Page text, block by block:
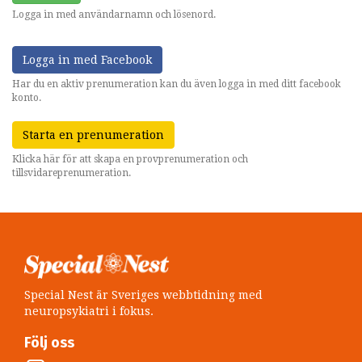
Logga in med användarnamn och lösenord.
Logga in med Facebook
Har du en aktiv prenumeration kan du även logga in med ditt facebook
konto.
Starta en prenumeration
Klicka här för att skapa en provprenumeration och
tillsvidareprenumeration.
Special Nest är Sveriges webbtidning med
neuropsykiatri i fokus.
Följ oss